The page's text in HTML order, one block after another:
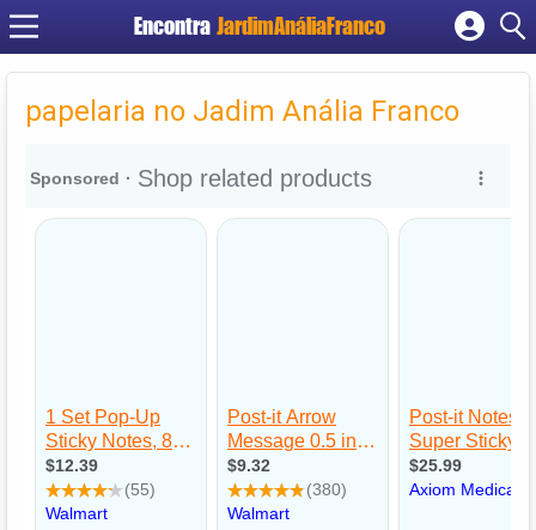
Encontra JardimAnáliaFranco
Cadastrar empresa
Criar conta
papelaria no Jadim Anália Franco